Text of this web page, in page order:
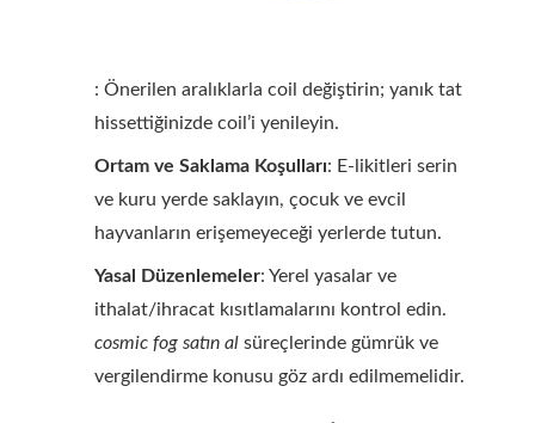
: Önerilen aralıklarla coil değiştirin; yanık tat
hissettiğinizde coil’i yenileyin.
Ortam ve Saklama Koşulları: E-likitleri serin
ve kuru yerde saklayın, çocuk ve evcil
hayvanların erişemeyeceği yerlerde tutun.
Yasal Düzenlemeler: Yerel yasalar ve
ithalat/ihracat kısıtlamalarını kontrol edin.
cosmic fog satın al süreçlerinde gümrük ve
vergilendirme konusu göz ardı edilmemelidir.